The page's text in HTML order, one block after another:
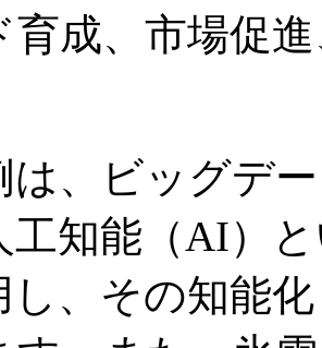
育成、市場促
は、ビッグデ
工知能（AI）
し、その知能